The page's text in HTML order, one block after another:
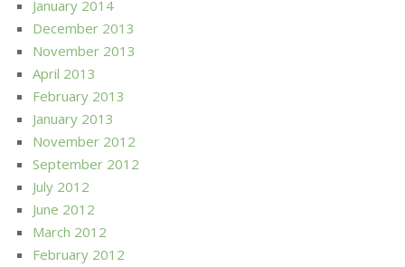
January 2014
December 2013
November 2013
April 2013
February 2013
January 2013
November 2012
September 2012
July 2012
June 2012
March 2012
February 2012